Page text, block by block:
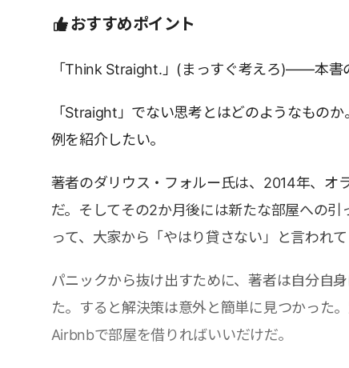
おすすめポイント
「Think Straight.」(まっすぐ考えろ)――本書
「Straight」でない思考とはどのようなもの
例を紹介したい。
著者のダリウス・フォルー氏は、2014年、オ
だ。そしてその2か月後には新たな部屋への
って、大家から「やはり貸さない」と言われ
パニックから抜け出すために、著者は自分自
た。すると解決策は意外と簡単に見つかった
Airbnbで部屋を借りればいいだけだ。